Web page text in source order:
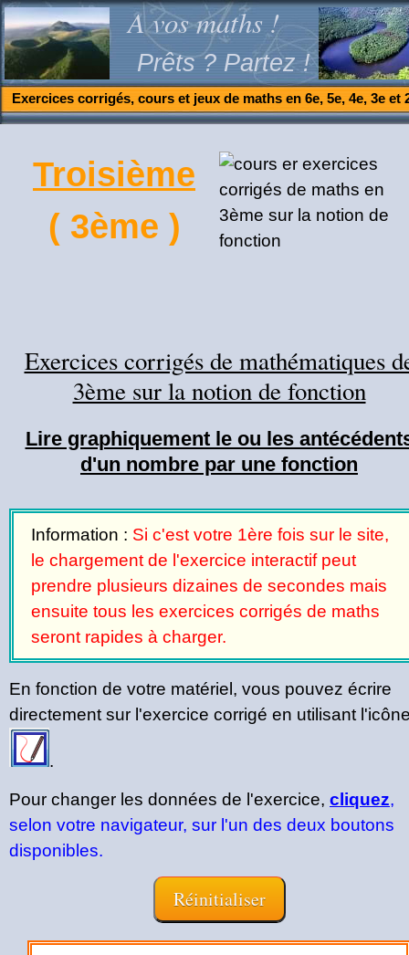
A vos maths !
Prêts ? Partez !
Exercices corrigés, cours et jeux de maths en 6e, 5e, 4e, 3e et
Troisième
( 3ème )
Exercices corrigés de mathématiques
3ème sur la notion de fonction
Lire graphiquement le ou les
d'un nombre par une fonction
Information : Si c'est votre 1ère fois sur le site,
le chargement de l'exercice interactif peut
prendre plusieurs dizaines de secondes mais
ensuite tous les exercices corrigés de maths
seront rapides à charger.
En fonction de votre matériel, vous pouvez écrire
directement sur l'exercice corrigé en utilisant
.
Pour changer les données de l'exercice, cliquez,
selon votre navigateur, sur l'un des deux boutons
disponibles.